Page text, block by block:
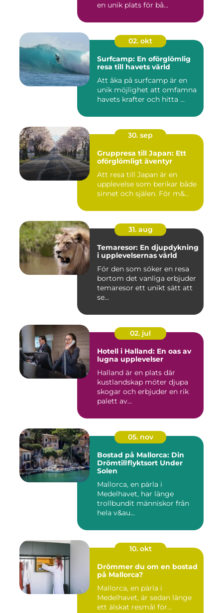
en unik plats för bå...
02. okt
Surfcamp: En oförglömlig
resa till havets värld
Att åka på surfcamp är en
unik möjlighet att omfamna
havets krafter och hitta ...
30. sep
Gruppresa till Japan: Ett
oförglömligt äventyr
Att resa till Japan är en
upplevelse som berikar både
sinnet och själen. För m&...
31. aug
Temaresor: En djupdykning
i upplevelsernas värld
För den som söker en resa
bortom det vanliga erbjuder
temaresor ett unikt sätt att
se...
02. jul
Hotell i Halland: En oas av
lugna upplevelser
Halland är en plats där
kustlandskap möter djupa
skogar och erbjuder en rik
palett av...
05. nov
Bostad på Mallorca: Din
Drömtillflyktsort Under
Solen
Mallorca, en pärla i
Medelhavet, har länge
trollbundit människor från
hela v&au...
10. okt
Drömmer du om en bostad
på Mallorca?
Mallorca, en pärla i
Medelhavet, är sedan länge
ett älskat resmål för...